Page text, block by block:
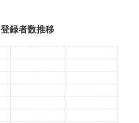
登録者数推移